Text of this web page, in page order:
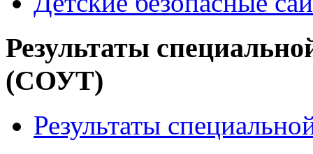
Результаты
(СОУТ)
Результаты